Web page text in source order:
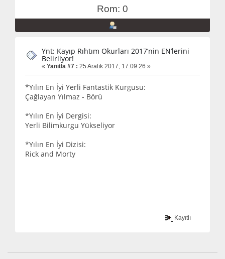
Rom: 0
Ynt: Kayıp Rıhtım Okurları 2017’nin EN’lerini
Belirliyor!
« Yanıtla #7 : 25 Aralık 2017, 17:09:26 »
*Yılın En İyi Yerli Fantastik Kurgusu:
Çağlayan Yılmaz - Börü
*Yılın En İyi Dergisi:
Yerli Bilimkurgu Yükseliyor
*Yılın En İyi Dizisi:
Rick and Morty
Kayıtlı